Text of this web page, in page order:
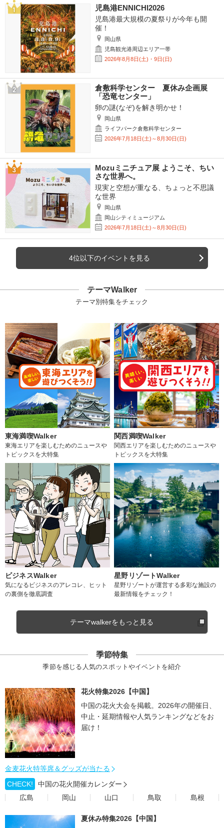
児島港ENNICHI2026
児島港最大規模の夏祭りが今年も開
催！
岡山県
児島観光港周辺エリア一帯
2026年8月8日(土)・9日(日)
倉敷科学センター 夏休み企画展
「恐竜センター」
卵の謎(なぞ)を解き明かせ！
岡山県
ライフパーク倉敷科学センター
2026年7月18日(土)～8月30日(日)
Mozuミニチュア展 ようこそ、ちい
さな世界へ。
現実と空想が重なる、ちょっと不思議
な世界
岡山県
岡山シティミュージアム
2026年7月18日(土)～8月30日(日)
4位以下のイベントを見る
テーマWalker
テーマ別特集をチェック
東海満喫Walker
東海エリアを楽しむためのニュースや
トピックスを大特集
関西満喫Walker
関西エリアを楽しむためのニュースや
トピックスを大特集
ビジネスWalker
気になるビジネスのアレコレ、ヒット
の裏側を徹底調査
星野リゾートWalker
星野リゾートが運営する多彩な施設の
最新情報をチェック！
テーマwalkerをもっと見る
季節特集
季節を感じる人気のスポットやイベントを紹介
花火特集2026【中国】
中国の花火大会を掲載。2026年の開催日、
中止・延期情報や人気ランキングなどをお
届け！
金麦花火特等席＆グッズが当たる
CHECK!
中国の花火開催カレンダー
広島
岡山 山口 鳥取 島根
夏休み特集2026【中国】